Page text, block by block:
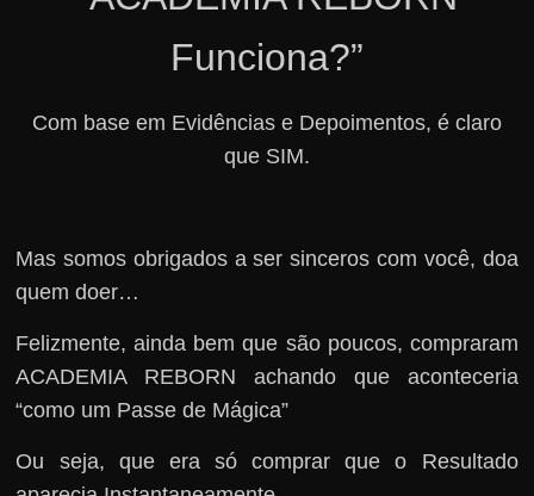
Funciona?”
Com base em Evidências e Depoimentos, é claro
que SIM.
Mas somos obrigados a ser sinceros com você, doa
quem doer…
Felizmente, ainda bem que são poucos, compraram
ACADEMIA REBORN achando que aconteceria
“como um Passe de Mágica”
Ou seja, que era só comprar que o Resultado